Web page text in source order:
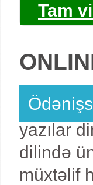
Tam
yazılar
dilində
müxtəlif